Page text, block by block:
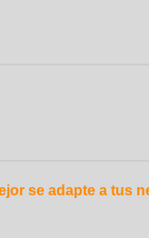
se adapte a tus